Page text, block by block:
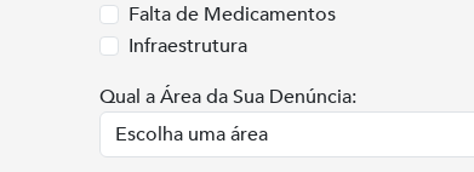
Falta de Medicamentos
Infraestrutura
Qual a Área da Sua Denúncia: